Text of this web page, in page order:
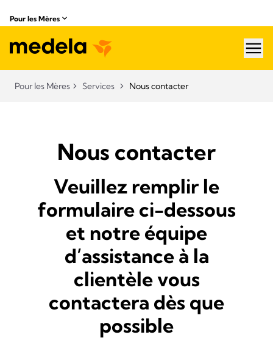
Pour les Mères
Pour les Mères Services Nous contacter
Nous contacter
Veuillez remplir le
formulaire ci-dessous
et notre équipe
d’assistance à la
clientèle vous
contactera dès que
possible